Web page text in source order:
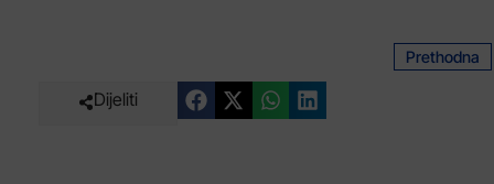
Prethodna
Dijeliti